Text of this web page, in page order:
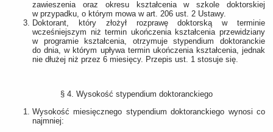
zawieszenia oraz okresu kształcenia w szkole doktorskiej
w przypadku, o którym mowa w art. 206 ust. 2 Ustawy.
Doktorant, który złożył rozprawę doktorską w terminie
wcześniejszym niż termin ukończenia kształcenia przewidziany
w programie kształcenia, otrzymuje stypendium doktoranckie
do dnia, w którym upływa termin ukończenia kształcenia, jednak
nie dłużej niż przez 6 miesięcy. Przepis ust. 1 stosuje się.
§ 4. Wysokość stypendium doktoranckiego
Wysokość miesięcznego stypendium doktoranckiego wynosi co
najmniej: